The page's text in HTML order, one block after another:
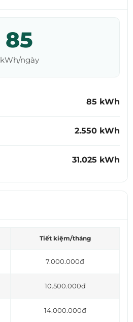
85
kWh/ngày
85 kWh
2.550 kWh
31.025 kWh
Tiết kiệm/tháng
7.000.000đ
10.500.000đ
14.000.000đ